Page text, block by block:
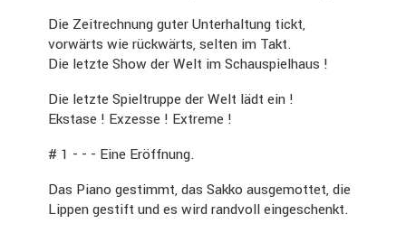
Die Zeitrech­nung guter Unter­hal­tung tickt,
vorwärts wie rückwärts, selten im Takt.
Die letzte Show der Welt im Schau­spiel­haus !
Die letzte Spiel­truppe der Welt lädt ein !
Ekstase ! Exzesse ! Extreme !
# 1 - - - Eine Eröff­nung.
Das Piano gestimmt, das Sakko ausge­mottet, die
Lippen gestift und es wird randvoll einge­schenkt.